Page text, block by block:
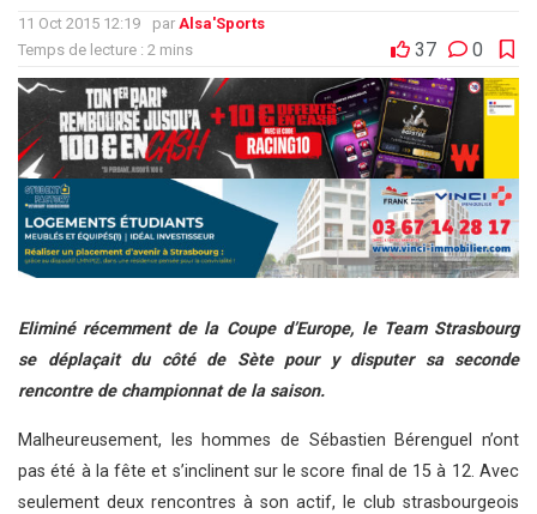
11 Oct 2015 12:19 par Alsa'Sports
Temps de lecture : 2 mins
37 0
Eliminé récemment de la Coupe d’Europe, le Team Strasbourg
se déplaçait du côté de Sète pour y disputer sa seconde
rencontre de championnat de la saison.
Malheureusement, les hommes de Sébastien Bérenguel n’ont
pas été à la fête et s’inclinent sur le score final de 15 à 12. Avec
seulement deux rencontres à son actif, le club strasbourgeois